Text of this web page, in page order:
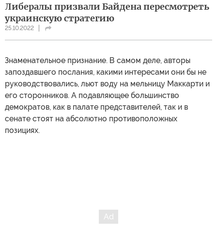
Либералы призвали Байдена пересмотреть
украинскую стратегию
25.10.2022
Знаменательное признание. В самом деле, авторы
запоздавшего послания, какими интересами они бы не
руководствовались, льют воду на мельницу Маккарти и
его сторонников. А подавляющее большинство
демократов, как в палате представителей, так и в
сенате стоят на абсолютно противоположных
позициях.